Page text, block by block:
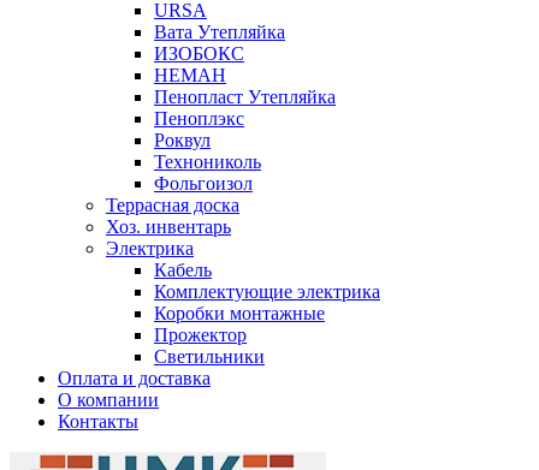
URSA
Вата Утепляйка
ИЗОБОКС
НЕМАН
Пенопласт Утепляйка
Пеноплэкс
Роквул
Технониколь
Фольгоизол
Террасная доска
Хоз. инвентарь
Электрика
Кабель
Комплектующие электрика
Коробки монтажные
Прожектор
Светильники
Оплата и доставка
О компании
Контакты